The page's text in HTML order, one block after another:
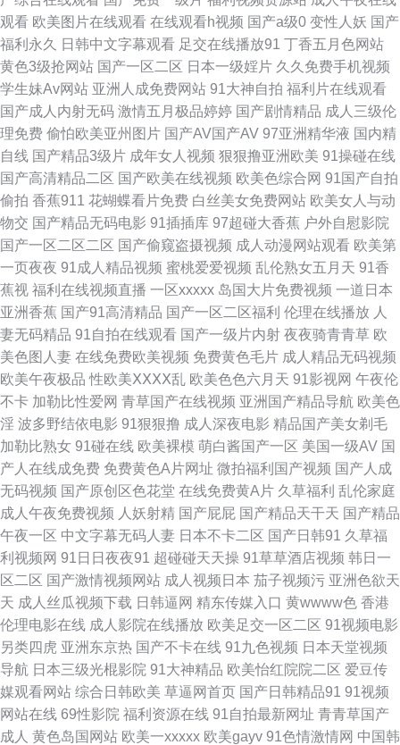
集 丁香久久大香蕉 日韩综合色中色 Ts伪娘在线调教 玖玖资源中文字幕 午夜
福利三区 成人视频迅雷下载 91社区视频网站 欧美AA大片 在线天堂乱轮网站
国产传媒中文字幕 日韩无码三级片 狠色色av 色先锋1 久久视av 日本A片色
情网站 在线青青草av 欧美毛片网 成人午夜蜜桃 日韩w欧美s 影视先锋色色
国产第一码页 久久人妻人人操 人妻自拍色图 91素人在线 久久狠狠综合 女同
网站黄 亚洲黄色电影网站 www国产n免费 福利网址在线导航 人妻自拍色图
午夜首页日韩 91新片 韩国无码一级 91大香蕉自慰 国产白丝三区 日本免费高
清网站 99大香蕉久久 国产成人AV 免费看的91 影音先锋丝袜丝足 福利网导
航 avtt自拍 国产福利久久 蜜臀96超碰 中文字幕日韩色 超碰av天堂 欧美性爱
第五页 午夜影院毛片 欧美成人AB 伊人成人在线观看 国产深夜福利 久久婷婷
91 户外漏出 91豆花成人社区 狠狠撸在线网站 91网址 久草在线免费色站 亚
洲欧美日韩成人 国内精品内射 日韩激情网址 91白丝白虎 avtt五月婷婷 美女
极品探花 深夜看片 91传媒免费看 影音先锋色情电影 www99肏 a黄在线看
国产天天操天天干 日韩一一 91真人视频 国产日韩欧美黄色 婷婷www 91蜜
桃麻豆 福利导航av 九一精品123区 人人超碰在线 91午夜色色 国产视频一二
三四 麻豆福利导航 深夜AV网 超碰电影院 欧美日韩一色哟哟 天天射综合 91
变态网站 a精品小视频 91网站熊猫 黄色A片精品福利 欧美另类视频 深夜无
观看 欧美图片在线观看 在线观看h视频 国产a级0 变性人妖 国产
福利永久
日韩中文字幕观看 足交在线播放91 丁香五月色网站
黄色3级抢网站 国产一区二区 日本一级婬片 久久免费手机视频
学生妹Av网站 亚洲人成免费网站 91大神自拍 福利片在线观看
国产成人内射无码 激情五月极品婷婷 国产剧情精品 成人三级伦
理免费 偷怕欧美亚州图片 国产AV国产AV 97亚洲精华液 国内精
自线 国产精品3级片 成年女人视频 狠狠撸亚洲欧美 91操碰在线
国产高清精品二区 国产欧美在线视频 欧美色综合网 91国产自拍
偷拍 香蕉911 花蝴蝶看片免费 白丝美女免费网站 欧美女人与动
物交 国产精品无码电影 91插插库 97超碰大香蕉 户外自慰影院
国产一区二区二区 国产偷窥盗摄视频 成人动漫网站观看 欧美第
一页夜夜 91成人精品视频 蜜桃爱爱视频 乱伦熟女五月天 91香
蕉视 福利在线视频直播 一区xxxxx 岛国大片免费视频 一道日本
亚洲香蕉 国产91高清精品 国产一区二区福利 伦理在线播放 人
妻无码精品 91自拍在线观看 国产一级片内射 夜夜骑青青草 欧
美色图人妻 在线免费欧美视频 免费黄色毛片 成人精品无码视频
欧美午夜极品 性欧美ⅩⅩⅩⅩ乱 欧美色色六月天 91影视网 午夜伦
不卡 加勒比性爱网 青草国产在线视频 亚洲国产精品导航 欧美色
淫 波多野结依电影 91狠狠撸 成人深夜电影 精品国产美女剃毛
加勒比熟女 91碰在线 欧美裸模 萌白酱国产一区 美国一级AV 国
产人在线成免费 免费黄色A片网址 微拍福利国产视频 国产人成
无码视频 国产原创区色花堂 在线免费黄A片 久草福利 乱伦家庭
成人午夜免费视频 人妖射精 国产屁屁 国产精品天干天 国产精品
午夜一区 中文字幕无码人妻 日本不卡二区 国产日韩91 久草福
利视频网 91日日夜夜91 超碰碰天天操 91草草酒店视频 韩日一
区二区 国产激情视频网站 成人视频日本 茄子视频污 亚洲色欲天
天 成人丝瓜视频下载 日韩逼网 精东传媒入口 黄wwww色 香港
伦理电影在线 成人影院在线播放 欧美足交一区二区 91视频电影
另类四虎 亚洲东京热 国产不卡在线 91九色视频 日本天堂视频
导航 日本三级光棍影院 91大神精品 欧美怡红院院二区 爱豆传
媒观看网站 综合日韩欧美 草逼网首页 国产日韩精品91 91视频
网站在线 69性影院 福利资源在线 91自拍最新网址 青青草国产
成人 黄色岛国网站 欧美一xxxxx 欧美gayv 91色情激情网 中国韩